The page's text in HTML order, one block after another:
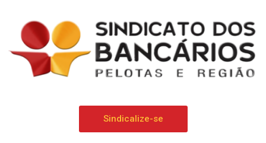
Sindicalize-se